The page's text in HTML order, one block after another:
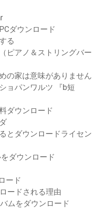
ダウンロード
る
ピアノ＆ストリングバー
の家は意味がありません
ョパンワルツ 『b短
ダウンロード
とダウンロードライセン
ダウンロード
ード
ードされる理由
ムをダウンロード